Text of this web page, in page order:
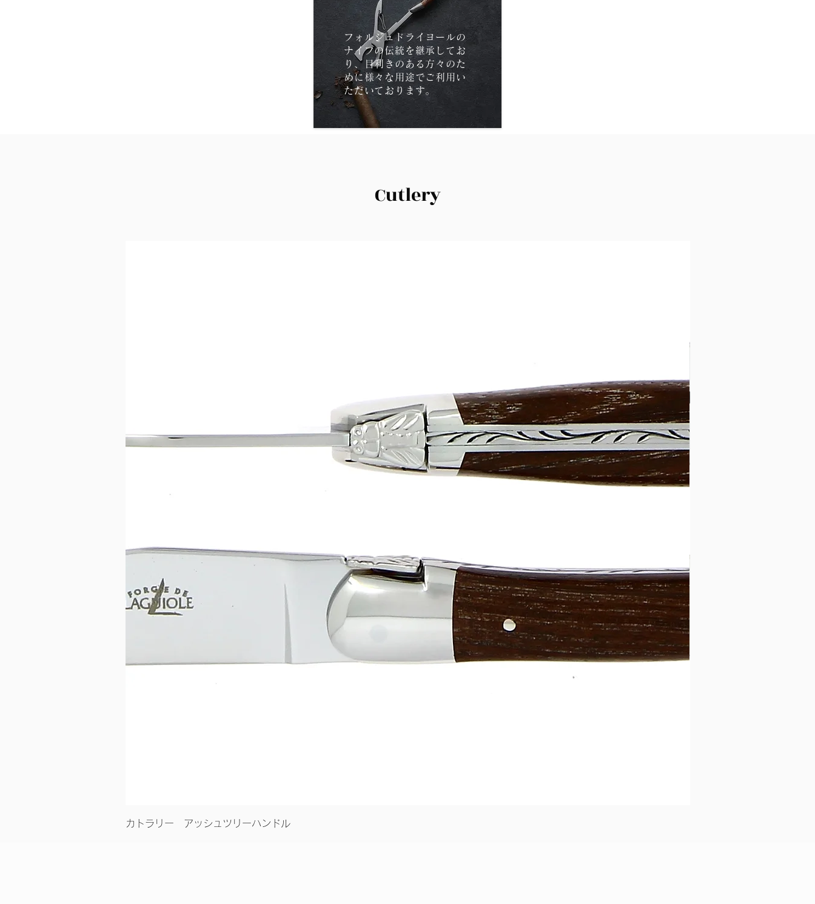
フォルジュドライヨールの
ナイフの伝統を継承してお
り、目利きのある方々のた
めに様々な用途でご利用い
ただいております。
Cutlery
カトラリー アッシュツリーハンドル